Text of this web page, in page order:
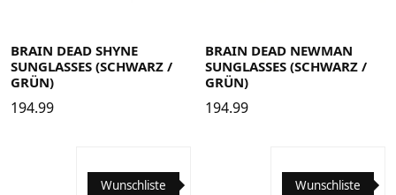
BRAIN DEAD SHYNE
SUNGLASSES (SCHWARZ /
GRÜN)
194.99
BRAIN DEAD NEWMAN
SUNGLASSES (SCHWARZ /
GRÜN)
194.99
Wunschliste Wunschliste